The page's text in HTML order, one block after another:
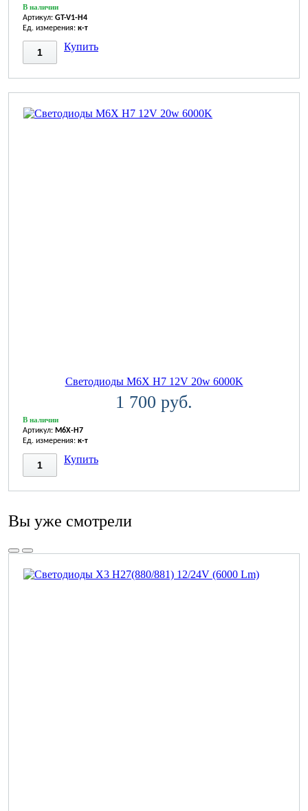
В наличии
Артикул: GT-V1-H4
Ед. измерения: к-т
Купить
Светодиоды M6X H7 12V 20w 6000K
1 700 руб.
В наличии
Артикул: M6X-H7
Ед. измерения: к-т
Купить
Вы уже смотрели